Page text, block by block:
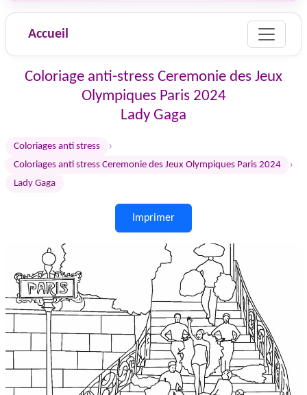
Accueil
Coloriage anti-stress Ceremonie des Jeux
Olympiques Paris 2024
Lady Gaga
Coloriages anti stress ›
Coloriages anti stress Ceremonie des Jeux Olympiques Paris 2024 ›
Lady Gaga
Imprimer